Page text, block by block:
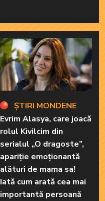
ȘTIRI MONDENE
Evrim Alasya, care joacă
rolul Kivilcim din
serialul „O dragoste”,
apariție emoționantă
alături de mama sa!
Iată cum arată cea mai
importantă persoană